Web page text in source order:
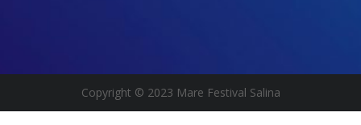
Copyright © 2023 Mare Festival Salina